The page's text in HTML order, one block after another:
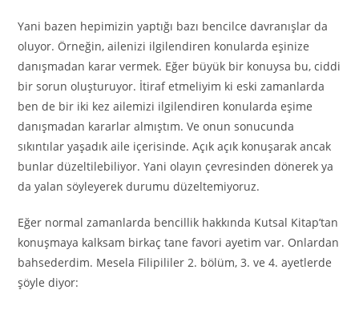
Yani bazen hepimizin yaptığı bazı bencilce davranışlar da
oluyor. Örneğin, ailenizi ilgilendiren konularda eşinize
danışmadan karar vermek. Eğer büyük bir konuysa bu, ciddi
bir sorun oluşturuyor. İtiraf etmeliyim ki eski zamanlarda
ben de bir iki kez ailemizi ilgilendiren konularda eşime
danışmadan kararlar almıştım. Ve onun sonucunda
sıkıntılar yaşadık aile içerisinde. Açık açık konuşarak ancak
bunlar düzeltilebiliyor. Yani olayın çevresinden dönerek ya
da yalan söyleyerek durumu düzeltemiyoruz.
Eğer normal zamanlarda bencillik hakkında Kutsal Kitap’tan
konuşmaya kalksam birkaç tane favori ayetim var. Onlardan
bahsederdim. Mesela Filipililer 2. bölüm, 3. ve 4. ayetlerde
şöyle diyor: